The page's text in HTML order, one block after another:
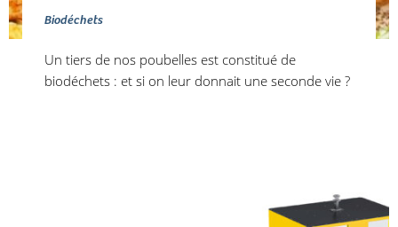
Biodéchets
Un tiers de nos poubelles est constitué de
biodéchets : et si on leur donnait une seconde vie ?